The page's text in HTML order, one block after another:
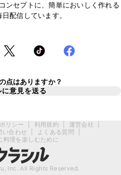
ンセプトに、簡単においしく作れる
配信しています。
点はありますか？
に意見を送る
リシー 利用規約 運営会社
い合わせ
よくある質問
料理を楽しむために
Inc. All Rights Reserved.